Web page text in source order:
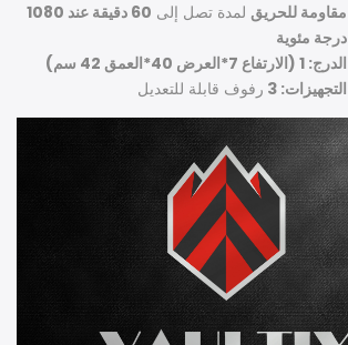
مقاومة للحريق لمدة تصل إلى
60 دقيقة عند 1080
درجة مئوية
الدرج: 1 (الارتفاع 7*العرض 40*العمق 42 سم)
التجهيزات: 3
رفوف قابلة للتعديل